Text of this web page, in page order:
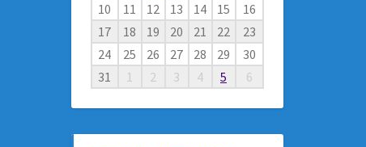
10
11 12 13 14 15
16
17
18 19 20 21 22
23
24
25 26 27 28 29
30
31
1 2 3 4 5 6